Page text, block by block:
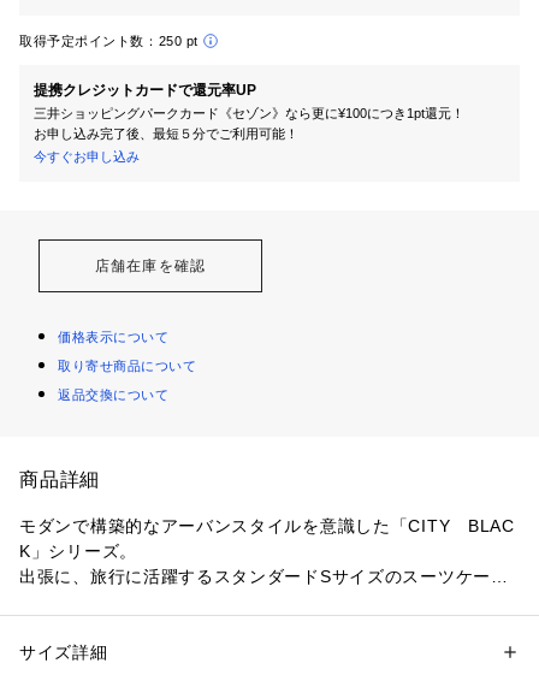
取得予定ポイント数： 250 pt
提携クレジットカードで還元率UP
三井ショッピングパークカード《セゾン》なら更に¥100につき1pt還元！
お申し込み完了後、最短５分でご利用可能！
今すぐお申し込み
店舗在庫を確認
価格表示について
取り寄せ商品について
返品交換について
商品詳細
モダンで構築的なアーバンスタイルを意識した「CITY　BLAC
K」シリーズ。
出張に、旅行に活躍するスタンダードSサイズのスーツケー
【デザインポイント】
性別：メンズ
サイズ詳細